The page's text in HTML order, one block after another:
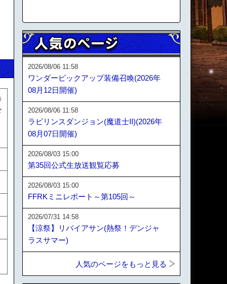
2026/08/06 11:58
ワンダーピックアップ装備召喚(2026年
08月12日開催)
2026/08/06 11:58
ラビリンスダンジョン(魔道士II)(2026年
08月07日開催)
2026/08/03 15:00
第35回公式生放送観覧応募
2026/08/03 15:00
FFRKミニレポート～第105回～
2026/07/31 14:58
【涼祭】リバイアサン(熱祭！デンジャ
ラスサマー)
人気のページをもっと見る